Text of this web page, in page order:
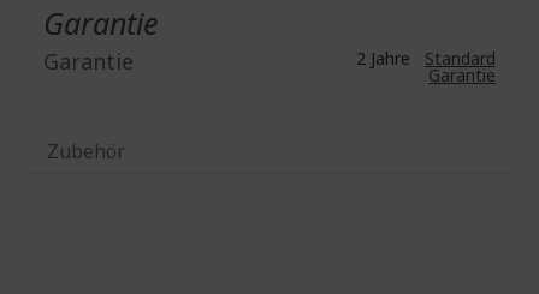
Garantie
Garantie 2 Jahre Standard
Garantie
Zubehör